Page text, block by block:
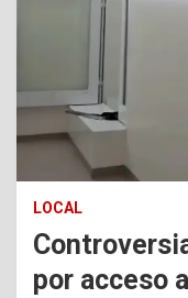
LOCAL
por acceso